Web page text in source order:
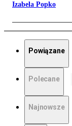
Izabela Popko
Powiązane
Polecane
Najnowsze